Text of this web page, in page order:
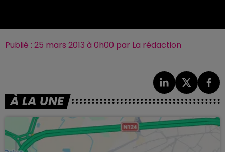
Publié : 25 mars 2013 à 0h00 par La rédaction
À LA UNE